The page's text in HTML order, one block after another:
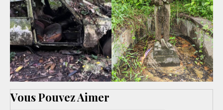
Vous Pouvez Aimer